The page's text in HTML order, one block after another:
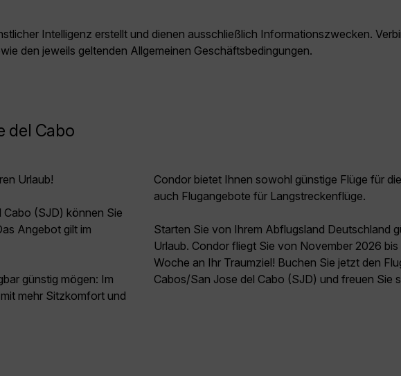
Intelligenz erstellt und dienen ausschließlich Informationszwecken.
den jeweils geltenden Allgemeinen Geschäftsbedingungen.
del Cabo
Urlaub!
(SJD) können Sie
Angebot gilt im
günstig mögen: Im
mehr Sitzkomfort und
Condor bietet Ihnen sowohl günstige Flüge für
auch Flugangebote für Langstreckenflüge.
Starten Sie von Ihrem Abflugsland Deutschland
Urlaub. Condor fliegt Sie von November 2026
Woche an Ihr Traumziel! Buchen Sie jetzt den
Cabos/San Jose del Cabo (SJD) und freuen Sie